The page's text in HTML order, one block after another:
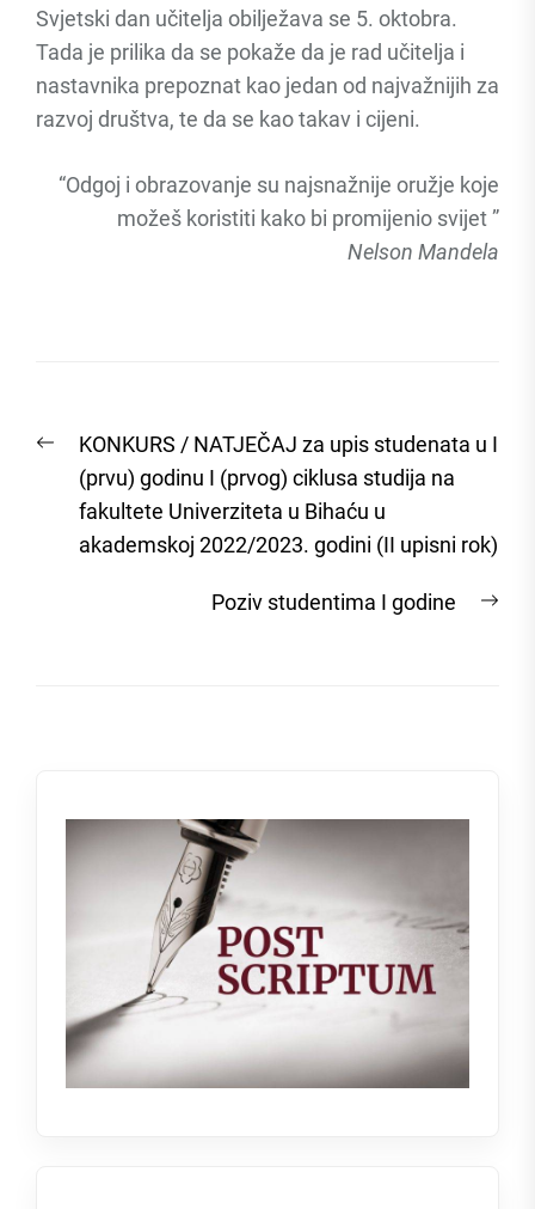
Svjetski dan učitelja obilježava se 5. oktobra.
Tada je prilika da se pokaže da je rad učitelja i
nastavnika prepoznat kao jedan od najvažnijih za
razvoj društva, te da se kao takav i cijeni.
“Odgoj i obrazovanje su najsnažnije oružje koje
možeš koristiti kako bi promijenio svijet ”
Nelson Mandela
navigation
Previous
post:
KONKURS / NATJEČAJ za upis studenata u I
(prvu) godinu I (prvog) ciklusa studija na
fakultete Univerziteta u Bihaću u
akademskoj 2022/2023. godini (II upisni rok)
Poziv studentima I godine